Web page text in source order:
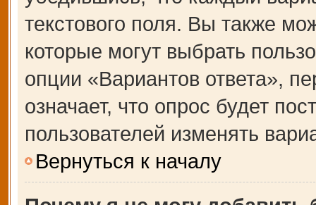
текстового поля. Вы также
которые могут выбрать
опции «Вариантов ответа»,
означает, что опрос будет
пользователей изменять
Вернуться к началу